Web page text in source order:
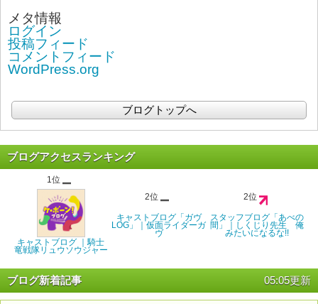
メタ情報
ログイン
投稿フィード
コメントフィード
WordPress.org
ブログトップへ
ブログアクセスランキング
1位
キャストブログ ｜騎士
竜戦隊リュウソウジャー
2位
キャストブログ「ガヴ
LOG」｜仮面ライダーガ
ヴ
2位
スタッフブログ「あべの
間」｜しくじり先生 俺
みたいになるな!!
ブログ新着記事 05:05更新